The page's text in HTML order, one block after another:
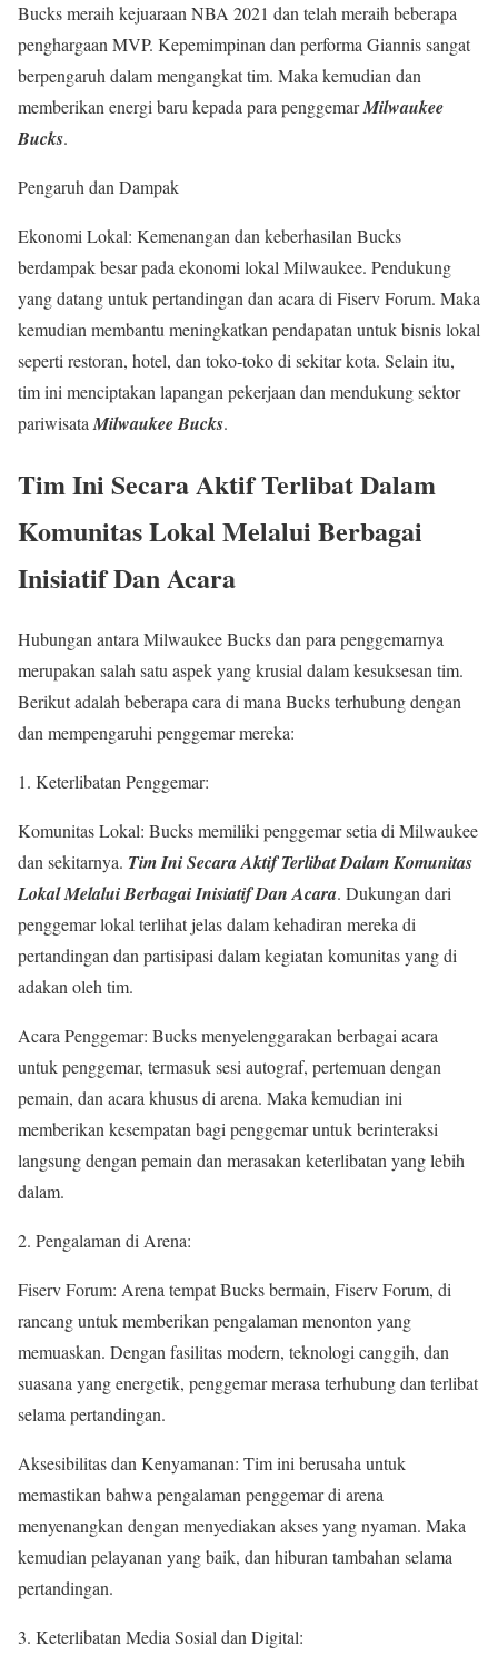
Bucks meraih kejuaraan NBA 2021 dan telah meraih beberapa
penghargaan MVP. Kepemimpinan dan performa Giannis sangat
berpengaruh dalam mengangkat tim. Maka kemudian dan
memberikan energi baru kepada para penggemarMilwaukee
Bucks.
Pengaruh dan Dampak
Ekonomi Lokal: Kemenangan dan keberhasilan Bucks
berdampak besar pada ekonomi lokal Milwaukee. Pendukung
yang datang untuk pertandingan dan acara di Fiserv Forum. Maka
kemudian membantu meningkatkan pendapatan untuk bisnis lokal
seperti restoran, hotel, dan toko-toko di sekitar kota. Selain itu,
tim ini menciptakan lapangan pekerjaan dan mendukung sektor
pariwisataMilwaukee Bucks.
Tim Ini Secara Aktif Terlibat Dalam
Komunitas Lokal Melalui Berbagai
Inisiatif Dan Acara
Hubungan antara Milwaukee Bucks dan para penggemarnya
merupakan salah satu aspek yang krusial dalam kesuksesan tim.
Berikut adalah beberapa cara di mana Bucks terhubung dengan
dan mempengaruhi penggemar mereka:
1. Keterlibatan Penggemar:
Komunitas Lokal: Bucks memiliki penggemar setia di Milwaukee
dan sekitarnya. Tim Ini Secara Aktif Terlibat Dalam Komunitas
Lokal Melalui Berbagai Inisiatif Dan Acara. Dukungan dari
penggemar lokal terlihat jelas dalam kehadiran mereka di
pertandingan dan partisipasi dalam kegiatan komunitas yang di
adakan oleh tim.
Acara Penggemar: Bucks menyelenggarakan berbagai acara
untuk penggemar, termasuk sesi autograf, pertemuan dengan
pemain, dan acara khusus di arena. Maka kemudian ini
memberikan kesempatan bagi penggemar untuk berinteraksi
langsung dengan pemain dan merasakan keterlibatan yang lebih
dalam.
2. Pengalaman di Arena:
Fiserv Forum: Arena tempat Bucks bermain, Fiserv Forum, di
rancang untuk memberikan pengalaman menonton yang
memuaskan. Dengan fasilitas modern, teknologi canggih, dan
suasana yang energetik, penggemar merasa terhubung dan terlibat
selama pertandingan.
Aksesibilitas dan Kenyamanan: Tim ini berusaha untuk
memastikan bahwa pengalaman penggemar di arena
menyenangkan dengan menyediakan akses yang nyaman. Maka
kemudian pelayanan yang baik, dan hiburan tambahan selama
pertandingan.
3. Keterlibatan Media Sosial dan Digital: